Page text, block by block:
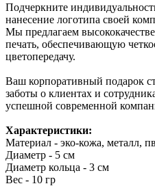
Подчеркните
нанесение логотипа своей
Мы предлагаем
печать, обеспечивающую
цветопередачу.
Ваш корпоративный подарок
заботы о клиентах и
успешной современной
Характеристики:
Материал - эко-кожа, металл,
Диаметр - 5 см
Диаметр кольца - 3 см
Вес - 10 гр